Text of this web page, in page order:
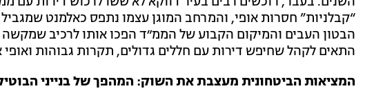
“קבלניות” חסרות אופי, והמרחב המוגן עצמו נתפס כאלמנט
הבטון העבים והמיקום הקבוע של הממ״ד הפכו אותו לרכיב
התאים לקהל שחיפש דירות עם חללים גדולים, תקרות גבוהות ואופי
המציאות הביטחונית מעצבת את השוק: המהפך של בנייני